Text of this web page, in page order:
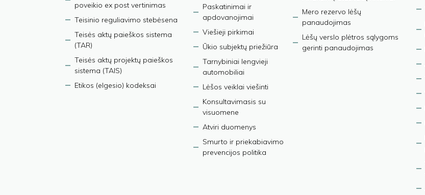
poveikio ex post vertinimas
Teisinio reguliavimo stebėsena
Teisės aktų paieškos sistema
(TAR)
Teisės aktų projektų paieškos
sistema (TAIS)
Etikos (elgesio) kodeksai
Paskatinimai ir
apdovanojimai
Viešieji pirkimai
Ūkio subjektų priežiūra
Tarnybiniai lengvieji
automobiliai
Lėšos veiklai viešinti
Konsultavimasis su
visuomene
Atviri duomenys
Smurto ir priekabiavimo
prevencijos politika
Mero rezervo lėšų
panaudojimas
Lėšų verslo plėtros sąlygoms
gerinti panaudojimas